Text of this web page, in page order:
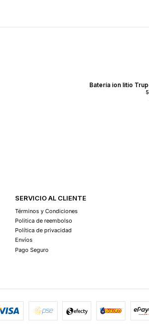
Batería ion litio
SERVICIO AL CLIENTE
Términos y Condiciones
Politica de reembolso
Política de privacidad
Envíos
Pago Seguro